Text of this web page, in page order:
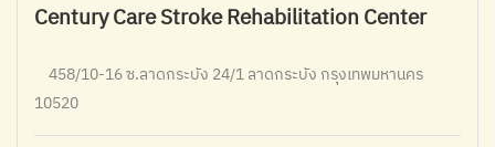
Century Care Stroke Rehabilitation Center
458/10-16 ซ.ลาดกระบัง 24/1 ลาดกระบัง กรุงเทพมหานคร
10520